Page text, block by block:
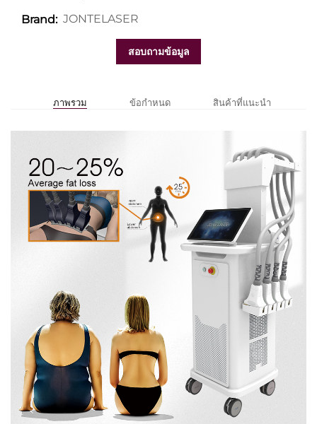
Brand: JONTELASER
สอบถามข้อมูล
ภาพรวม ข้อกำหนด สินค้าที่แนะนำ